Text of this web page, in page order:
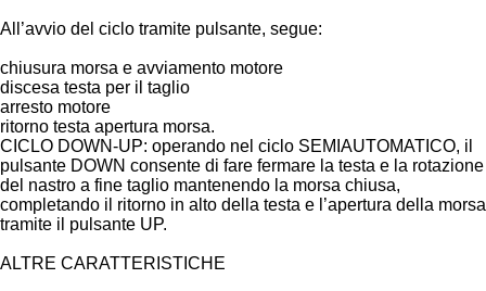
All’avvio del ciclo tramite pulsante, segue:
chiusura morsa e avviamento motore
discesa testa per il taglio
arresto motore
ritorno testa apertura morsa.
CICLO DOWN-UP: operando nel ciclo SEMIAUTOMATICO, il
pulsante DOWN consente di fare fermare la testa e la rotazione
del nastro a fine taglio mantenendo la morsa chiusa,
completando il ritorno in alto della testa e l’apertura della morsa
tramite il pulsante UP.
ALTRE CARATTERISTICHE